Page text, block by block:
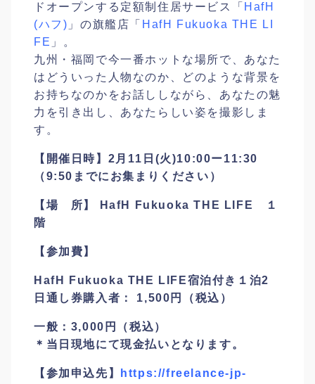
ドオープンする定額制住居サービス「 HafH
(ハフ) 」の旗艦店「 HafH Fukuoka THE LI
FE 」。
九州・福岡で今一番ホットな場所で、あなた
はどういった人物なのか、どのような背景を
お持ちなのかをお話ししながら、あなたの魅
力を引き出し、あなたらしい姿を撮影しま
す。
【開催日時】2月11日(火)10:00ー11:30
（9:50までにお集まりください）
【場 所】 HafH Fukuoka THE LIFE １
階
【参加費】
HafH Fukuoka THE LIFE宿泊付き１泊2
日通し券購入者： 1,500円（税込）
一般：3,000円（税込）
＊当日現地にて現金払いとなります。
【参加申込先】
https://freelance-jp-